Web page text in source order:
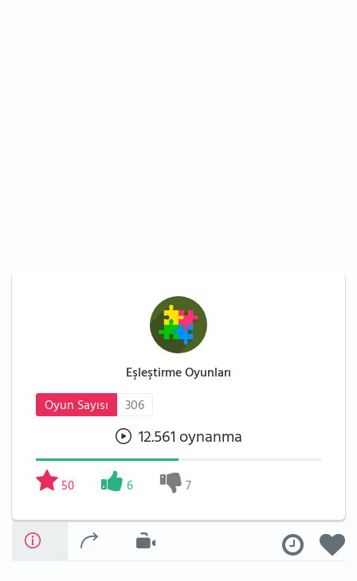
Eşleştirme Oyunları
Oyun Sayısı
306
12.561 oynanma
50 6 7